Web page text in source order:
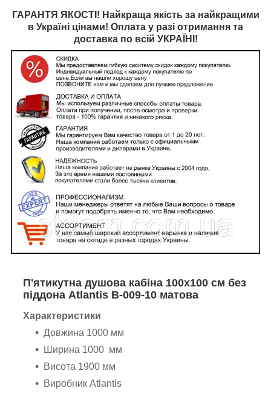
ГАРАНТЯ ЯКОСТІ! Найкраща якість за найкращими
в Україні цінами! Оплата у разі отримання та
доставка по всій УКРАЇНІ!
П'ятикутна душова кабіна 100х100 см без
піддона Atlantis B-009-10 матова
Характеристики
Довжина 1000 мм
Ширина 1000 мм
Висота 1900 мм
Виробник Atlantis